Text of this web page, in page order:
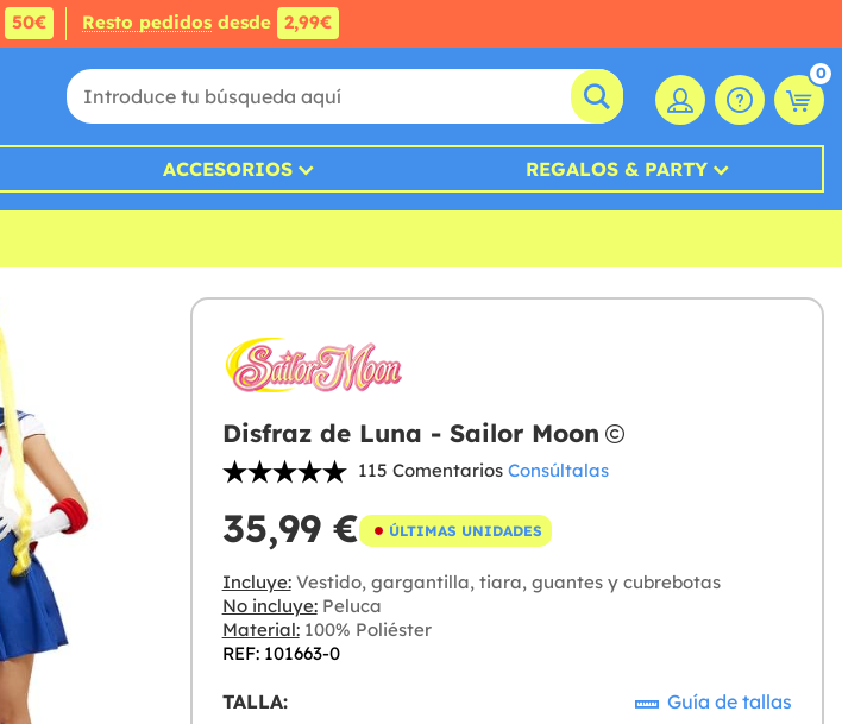
50€ Resto pedidosdesde 2,99€
0
ACCESORIOS REGALOS & PARTY
Disfraz de Luna - Sailor Moon
115 Comentarios Consúltalas
35,99 € ÚLTIMAS UNIDADES
Incluye:Vestido, gargantilla, tiara, guantes y cubrebotas
No incluye:Peluca
Material:100% Poliéster
REF: 101663-0
TALLA: Guía de tallas